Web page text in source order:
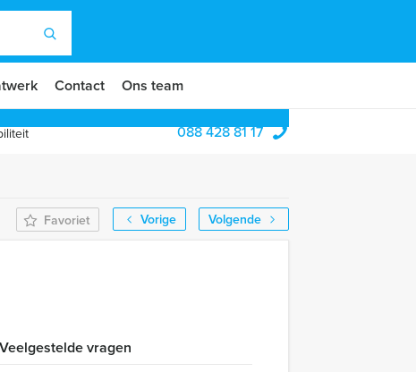
Contact Ons team
088 428 81 17
Vorige Volgende
Favoriet
Veelgestelde vragen